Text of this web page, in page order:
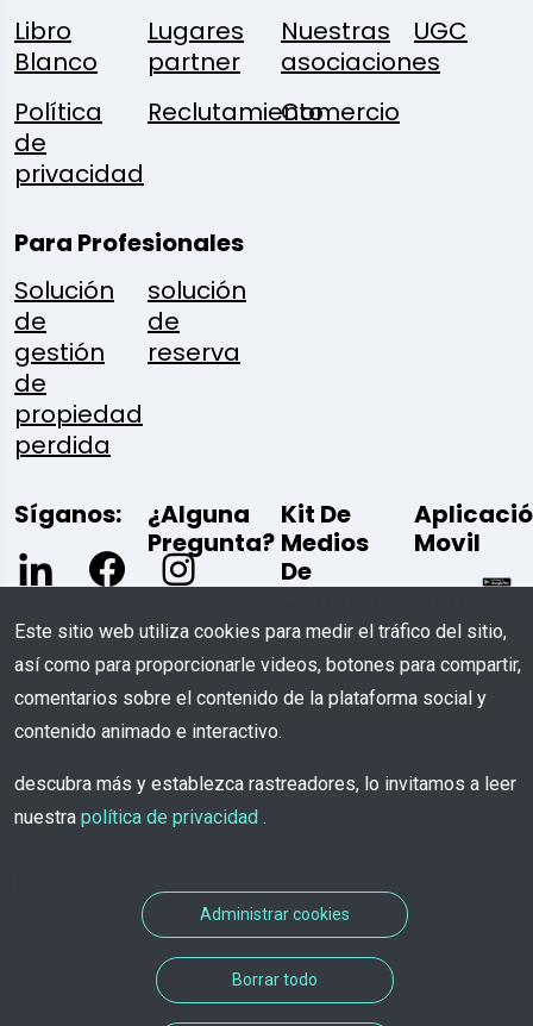
Libro
Blanco
Lugares
partner
Nuestras
asociaciones
UGC
Política
de
privacidad
ReclutamientoComercio
Para Profesionales
Solución
de
gestión
de
propiedad
perdida
solución
de
reserva
Síganos:
¿Alguna
Pregunta?
Escríbenos
Kit De
Medios
De
Descargar
Movil
Este sitio web utiliza cookies para medir el tráfico del sitio,
así como para proporcionarle videos, botones para compartir,
comentarios sobre el contenido de la plataforma social y
contenido animado e interactivo.
descubra más y establezca rastreadores, lo invitamos a leer
nuestra política de privacidad .
Administrar cookies
Borrar todo